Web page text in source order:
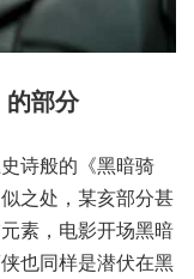
部分
诗般的《黑暗骑
之处，某亥部分甚
素，电影开场黑暗
也同样是潜伏在黑